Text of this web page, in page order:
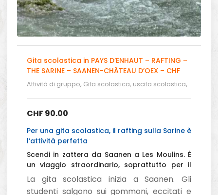
Gita scolastica in PAYS D’ENHAUT – RAFTING –
THE SARINE – SAANEN-CHÂTEAU D’OEX – CHF
90.00
Attività di gruppo, Gita scolastica, uscita scolastica,
CHF90.00
Per una gita scolastica, il rafting sulla Sarine è
l’attività perfetta
Scendi in zattera da Saanen a Les Moulins. È
un viaggio straordinario, soprattutto per il
passaggio attraverso le gole di Gérignoz e
Vanel.
La gita scolastica inizia a Saanen. Gli
studenti salgono sui gommoni, eccitati e